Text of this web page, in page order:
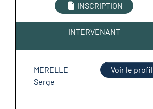
INSCRIPTION
INTERVENANT
MERELLE
Serge
Voir le profil